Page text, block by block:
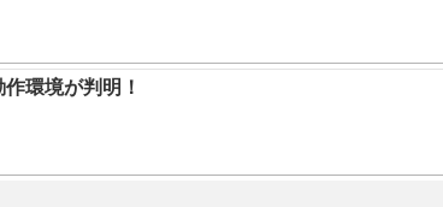
環境が判明！